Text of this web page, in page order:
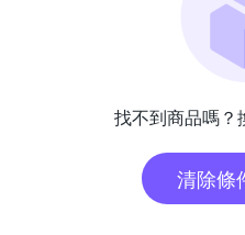
找不到商品嗎？
清除條